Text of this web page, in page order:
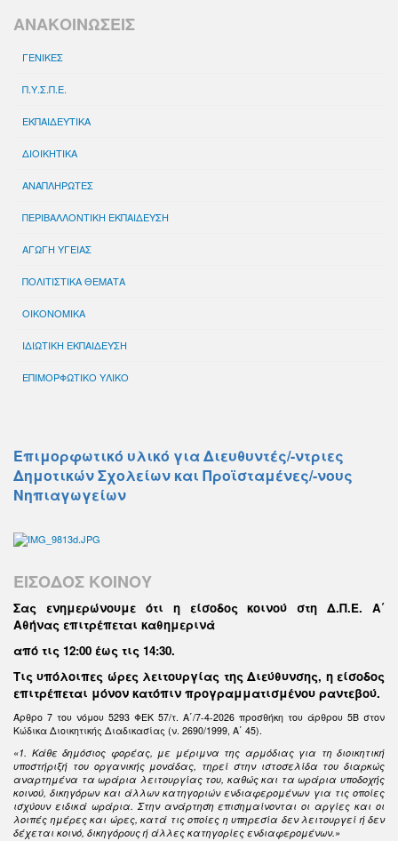
ΑΝΑΚΟΙΝΩΣΕΙΣ
ΓΕΝΙΚΕΣ
Π.Υ.Σ.Π.Ε.
ΕΚΠΑΙΔΕΥΤΙΚΑ
ΔΙΟΙΚΗΤΙΚΑ
ΑΝΑΠΛΗΡΩΤΕΣ
ΠΕΡΙΒΑΛΛΟΝΤΙΚΗ ΕΚΠΑΙΔΕΥΣΗ
ΑΓΩΓΗ ΥΓΕΙΑΣ
ΠΟΛΙΤΙΣΤΙΚΑ ΘΕΜΑΤΑ
ΟΙΚΟΝΟΜΙΚΑ
ΙΔΙΩΤΙΚΗ ΕΚΠΑΙΔΕΥΣΗ
ΕΠΙΜΟΡΦΩΤΙΚΟ ΥΛΙΚΟ
Επιμορφωτικό υλικό για Διευθυντές/-ντριες
Δημοτικών Σχολείων και Προϊσταμένες/-νους
Νηπιαγωγείων
ΕΙΣΟΔΟΣ ΚΟΙΝΟΥ
Σας ενημερώνουμε ότι η είσοδος κοινού στη Δ.Π.Ε. Α΄
Αθήνας επιτρέπεται καθημερινά
από τις 12:00 έως τις 14:30.
Τις υπόλοιπες ώρες λειτουργίας της Διεύθυνσης, η είσοδος
επιτρέπεται μόνον κατόπιν προγραμματισμένου ραντεβού.
Άρθρο 7 του νόμου 5293 ΦΕΚ 57/τ. Α΄/7-4-2026 προσθήκη του άρθρου 5Β στον
Κώδικα Διοικητικής Διαδικασίας (ν. 2690/1999, Α΄ 45).
«1. Κάθε δημόσιος φορέας, με μέριμνα της αρμόδιας για τη διοικητική
υποστήριξή του οργανικής μονάδας, τηρεί στην ιστοσελίδα του διαρκώς
αναρτημένα τα ωράρια λειτουργίας του, καθώς και τα ωράρια υποδοχής
κοινού, δικηγόρων και άλλων κατηγοριών ενδιαφερομένων για τις οποίες
ισχύουν ειδικά ωράρια. Στην ανάρτηση επισημαίνονται οι αργίες και οι
λοιπές ημέρες και ώρες, κατά τις οποίες η υπηρεσία δεν λειτουργεί ή δεν
δέχεται κοινό, δικηγόρους ή άλλες κατηγορίες ενδιαφερομένων.»